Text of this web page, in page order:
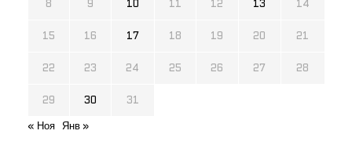
8 9 10 11 12 13 14
15 16 17 18 19 20 21
22 23 24 25 26 27 28
29 30
31
« Ноя Янв »